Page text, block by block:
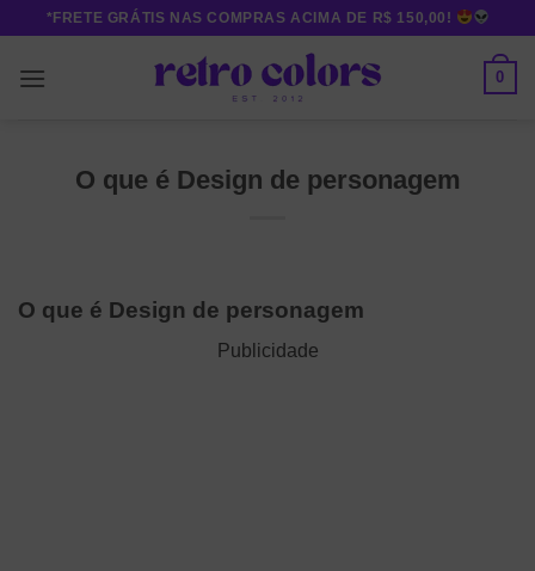
content
*FRETE GRÁTIS NAS COMPRAS ACIMA DE R$ 150,00!
0
O que é Design de personagem
O que é Design de personagem
Publicidade